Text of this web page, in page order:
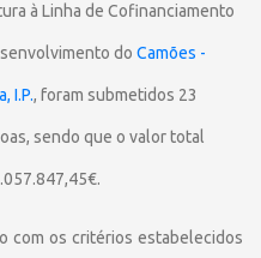
à Linha de Cofinanciamento
do Camões -
I.P., foram submetidos 23
sendo que o valor total
com os critérios estabelecidos